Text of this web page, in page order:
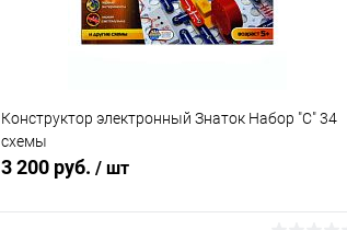
Конструктор электронный Знаток Набор "C" 34
схемы
3 200 руб. / шт